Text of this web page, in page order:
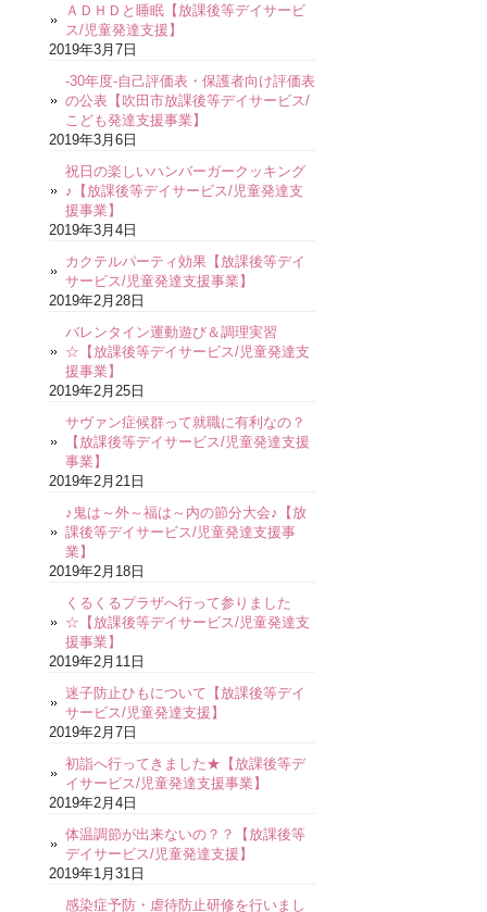
ＡＤＨＤと睡眠【放課後等デイサービ
ス/児童発達支援】
2019年3月7日
-30年度-自己評価表・保護者向け評価表
の公表【吹田市放課後等デイサービス/
こども発達支援事業】
2019年3月6日
祝日の楽しいハンバーガークッキング
♪【放課後等デイサービス/児童発達支
援事業】
2019年3月4日
カクテルパーティ効果【放課後等デイ
サービス/児童発達支援事業】
2019年2月28日
バレンタイン運動遊び＆調理実習
☆【放課後等デイサービス/児童発達支
援事業】
2019年2月25日
サヴァン症候群って就職に有利なの？
【放課後等デイサービス/児童発達支援
事業】
2019年2月21日
♪鬼は～外～福は～内の節分大会♪【放
課後等デイサービス/児童発達支援事
業】
2019年2月18日
くるくるプラザへ行って参りました
☆【放課後等デイサービス/児童発達支
援事業】
2019年2月11日
迷子防止ひもについて【放課後等デイ
サービス/児童発達支援】
2019年2月7日
初詣へ行ってきました★【放課後等デ
イサービス/児童発達支援事業】
2019年2月4日
体温調節が出来ないの？？【放課後等
デイサービス/児童発達支援】
2019年1月31日
感染症予防・虐待防止研修を行いまし